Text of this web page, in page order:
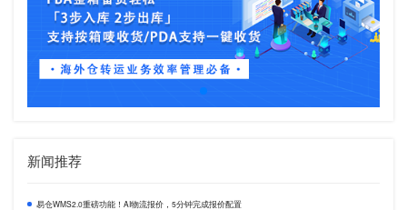
新闻推荐
易仓WMS2.0重磅功能！AI物流报价，5分钟完成报价配置